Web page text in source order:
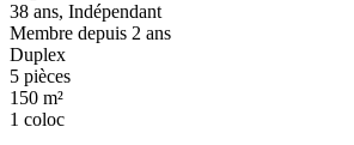
38 ans, Indépendant
Membre depuis 2 ans
Duplex
5 pièces
150 m²
1 coloc